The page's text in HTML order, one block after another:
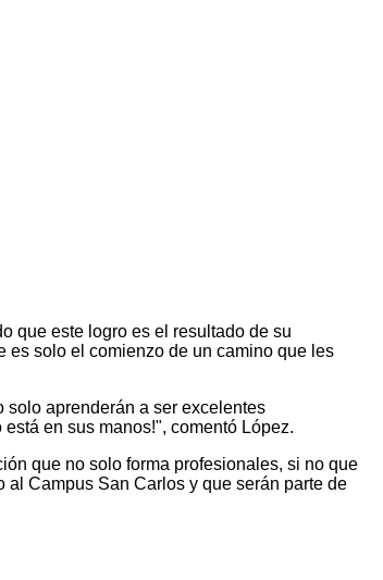
que este logro es el resultado de su
es solo el comienzo de un camino que les
aprenderán a ser excelentes
en sus manos!", comentó López.
que no solo forma profesionales, si no que
Campus San Carlos y que serán parte de